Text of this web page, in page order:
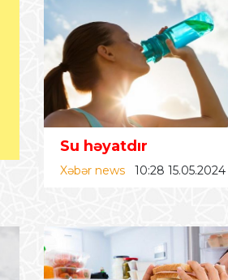
Su həyatdır
Xəbər news 10:28 15.05.2024